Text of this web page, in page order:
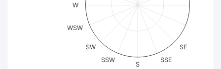
SE
SSE
S
SSW
SW
WSW
W